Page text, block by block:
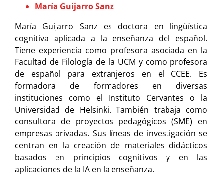
María Guijarro Sanz
María Guijarro Sanz es doctora en lingüística
cognitiva aplicada a la enseñanza del español.
Tiene experiencia como profesora asociada en la
Facultad de Filología de la UCM y como profesora
de español para extranjeros en el CCEE. Es
formadora de formadores en diversas
instituciones como el Instituto Cervantes o la
Universidad de Helsinki. También trabaja como
consultora de proyectos pedagógicos (SME) en
empresas privadas. Sus líneas de investigación se
centran en la creación de materiales didácticos
basados en principios cognitivos y en las
aplicaciones de la IA en la enseñanza.